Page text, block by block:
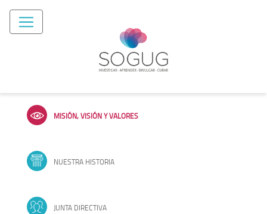
MISIÓN, VISIÓN Y VALORES
NUESTRA HISTORIA
JUNTA DIRECTIVA